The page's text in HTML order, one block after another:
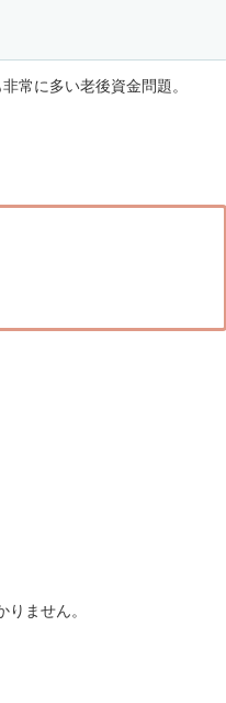
常に多い老後資金問題。
りません。